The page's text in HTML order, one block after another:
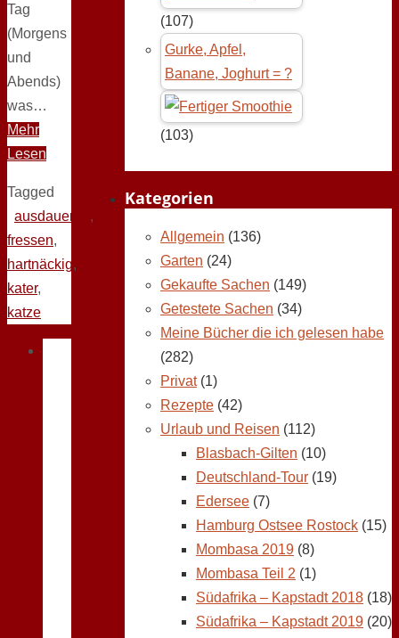
Tag
(Morgens
und
Abends)
was…
Mehr
Lesen
Tagged
ausdauernd ,
fressen,
hartnäckig,
kater,
katze
(107)
Gurke, Apfel,
Banane, Joghurt = ?
(103)
Kategorien
Allgemein (136)
Garten (24)
Gekaufte Sachen (149)
Getestete Sachen (34)
Meine Bücher die ich gelesen habe
(282)
Privat(1)
Rezepte (42)
Urlaub und Reisen (112)
Blasbach-Gilten (10)
Deutschland-Tour (19)
Edersee (7)
Hamburg Ostsee Rostock (15)
Mombasa 2019 (8)
Mombasa Teil 2 (1)
Südafrika – Kapstadt 2018 (18)
Südafrika – Kapstadt 2019 (20)